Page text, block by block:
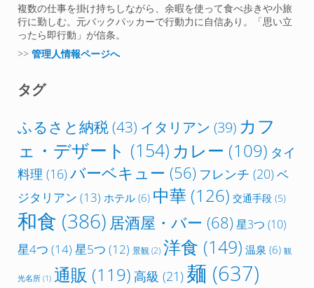
複数の仕事を掛け持ちしながら、余暇を使って食べ歩きや小旅
行に勤しむ。元バックパッカーで行動力に自信あり。「思い立
ったら即行動」が信条。
>> 管理人情報ページへ
タグ
ふるさと納税(43) イタリアン (39) カフ
ェ・デザート (154) カレー (109) タイ
料理 (16)バーベキュー (56) フレンチ (20)ベ
ジタリアン (13) ホテル(6) 中華 (126) 交通手段(5)
和食 (386) 居酒屋・バー (68) 星3つ (10)
星4つ (14) 星5つ (12) 景観(2) 洋食 (149) 温泉 (6) 観
光名所(1) 通販 (119) 高級 (21) 麺 (637)